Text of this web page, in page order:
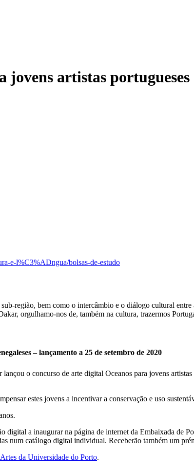
artistas portugueses
e-l%C3%ADngua/bolsas-de-estudo
região, bem como o intercâmbio e o diálogo cultural
orgulhamo-nos de, também na cultura, trazermos
– lançamento a 25 de setembro de 2020
o concurso de arte digital Oceanos para jovens artistas
estes jovens a incentivar a conservação e uso
digital a inaugurar na página de internet da Embaixada de
num catálogo digital individual. Receberão também um
da Universidade do Porto.